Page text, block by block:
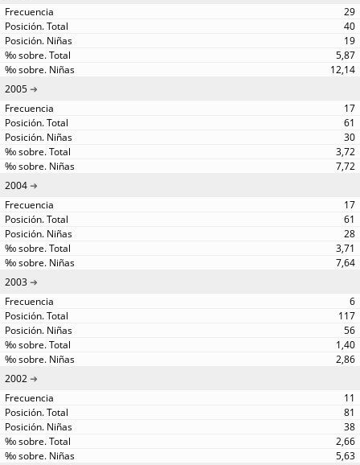
29
40
19
5,87
12,14
2005
17
61
30
3,72
7,72
2004
17
61
28
3,71
7,64
2003
6
117
56
1,40
2,86
2002
11
81
38
2,66
5,63